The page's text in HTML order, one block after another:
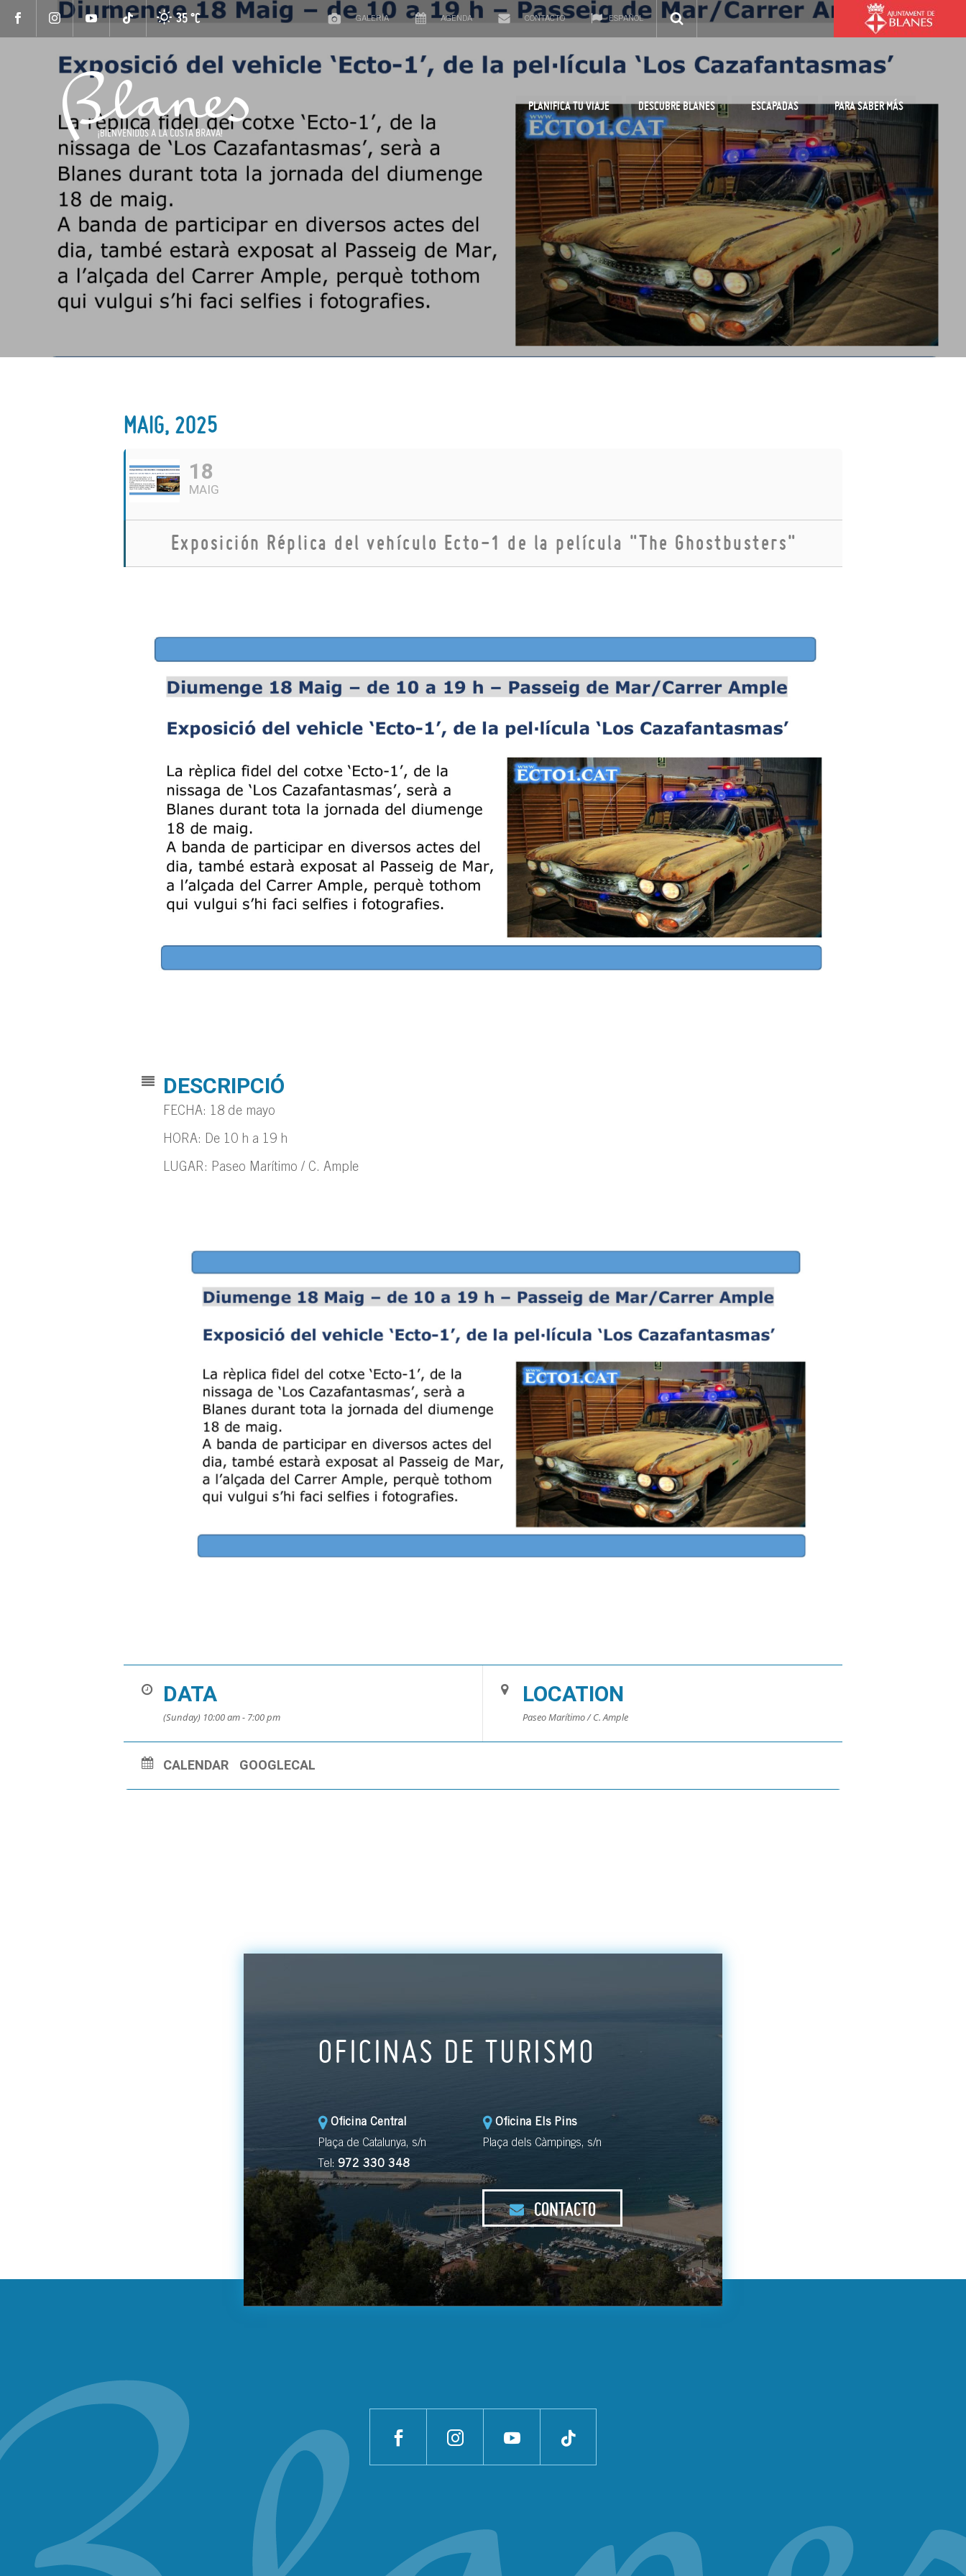
35 °C GALERÍA AGENDA CONTACTO ESPAÑOL
PLANIFICA TU VIAJE DESCUBRE BLANES ESCAPADAS PARA SABER MÁS
MAIG, 2025
18
MAIG
Exposición Réplica del vehículo Ecto-1 de la película "The Ghostbusters"
DESCRIPCIÓ
FECHA: 18 de mayo
HORA: De 10 h a 19 h
LUGAR: Paseo Marítimo / C. Ample
DATA
(Sunday) 10:00 am - 7:00 pm
LOCATION
Paseo Marítimo / C. Ample
CALENDAR GOOGLECAL
OFICINAS DE TURISMO
Oficina Central
Plaça de Catalunya, s/n
Tel: 972 330 348
Oficina Els Pins
Plaça dels Càmpings, s/n
CONTACTO